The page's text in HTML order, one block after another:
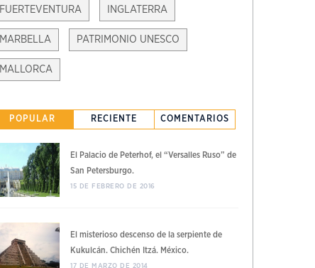
FUERTEVENTURA INGLATERRA
MARBELLA PATRIMONIO UNESCO
MALLORCA
POPULAR RECIENTE COMENTARIOS
El Palacio de Peterhof, el “Versalles Ruso” de
San Petersburgo.
15 DE FEBRERO DE 2016
El misterioso descenso de la serpiente de
Kukulcán. Chichén Itzá. México.
17 DE MARZO DE 2014